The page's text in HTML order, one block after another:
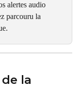
alertes audio
parcouru la
la